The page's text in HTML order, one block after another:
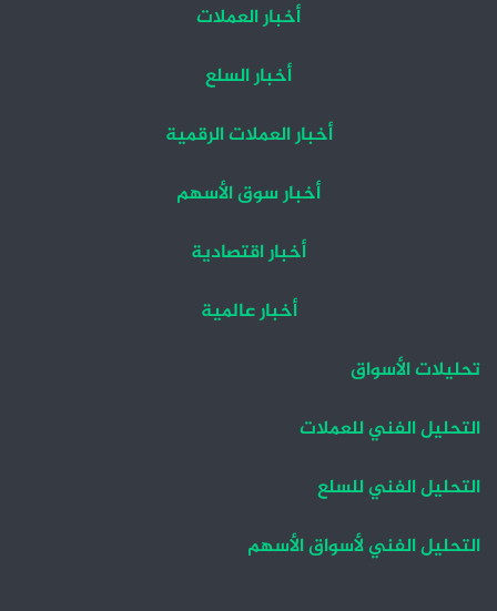
أخبار العملات
أخبار السلع
أخبار العملات الرقمية
أخبار سوق الأسهم
أخبار اقتصادية
أخبار عالمية
تحليلات الأسواق
التحليل الفني للعملات
التحليل الفني للسلع
التحليل الفني لأسواق الأسهم